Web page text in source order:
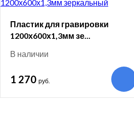
Пластик для гравировки
1200х600х1,3мм зе...
В наличии
1 270 руб.